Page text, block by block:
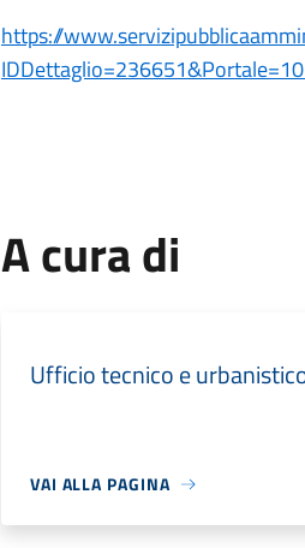
https://
A cura di
Ufficio tecnico e
VAI ALLA PAGINA